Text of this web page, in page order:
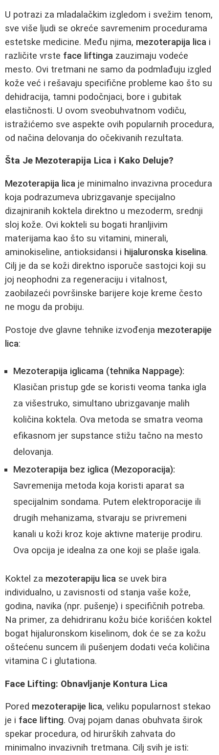
U potrazi za mladalačkim izgledom i svežim tenom,
sve više ljudi se okreće savremenim procedurama
estetske medicine. Među njima, mezoterapija lica i
različite vrste face liftinga zauzimaju vodeće
mesto. Ovi tretmani ne samo da podmlađuju izgled
kože već i rešavaju specifične probleme kao što su
dehidracija, tamni podočnjaci, bore i gubitak
elastičnosti. U ovom sveobuhvatnom vodiču,
istražićemo sve aspekte ovih popularnih procedura,
od načina delovanja do očekivanih rezultata.
Šta Je Mezoterapija Lica i Kako Deluje?
Mezoterapija lica je minimalno invazivna procedura
koja podrazumeva ubrizgavanje specijalno
dizajniranih koktela direktno u mezoderm, srednji
sloj kože. Ovi kokteli su bogati hranljivim
materijama kao što su vitamini, minerali,
aminokiseline, antioksidansi i hijaluronska kiselina.
Cilj je da se koži direktno isporuče sastojci koji su
joj neophodni za regeneraciju i vitalnost,
zaobilazeći površinske barijere koje kreme često
ne mogu da probiju.
Postoje dve glavne tehnike izvođenja mezoterapije
lica:
Mezoterapija iglicama (tehnika Nappage):
Klasičan pristup gde se koristi veoma tanka igla
za višestruko, simultano ubrizgavanje malih
količina koktela. Ova metoda se smatra veoma
efikasnom jer supstance stižu tačno na mesto
delovanja.
Mezoterapija bez iglica (Mezoporacija):
Savremenija metoda koja koristi aparat sa
specijalnim sondama. Putem elektroporacije ili
drugih mehanizama, stvaraju se privremeni
kanali u koži kroz koje aktivne materije prodiru.
Ova opcija je idealna za one koji se plaše igala.
Koktel za mezoterapiju lica se uvek bira
individualno, u zavisnosti od stanja vaše kože,
godina, navika (npr. pušenje) i specifičnih potreba.
Na primer, za dehidriranu kožu biće korišćen koktel
bogat hijaluronskom kiselinom, dok će se za kožu
oštećenu suncem ili pušenjem dodati veća količina
vitamina C i glutationa.
Face Lifting: Obnavljanje Kontura Lica
Pored mezoterapije lica, veliku popularnost stekao
je i face lifting. Ovaj pojam danas obuhvata širok
spekar procedura, od hirurških zahvata do
minimalno invazivnih tretmana. Cilj svih je isti: